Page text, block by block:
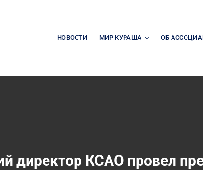
НОВОСТИ МИР КУРАША ОБ
директор КСАО провел